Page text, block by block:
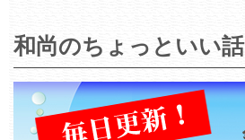
和尚のちょっといい話